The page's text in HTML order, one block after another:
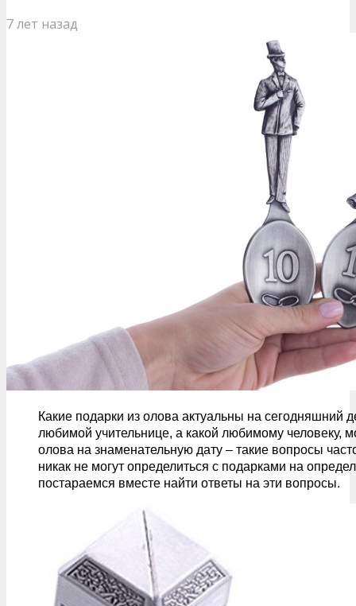
7 лет назад
Какие подарки из олова актуальны на сегодняшний
любимой учительнице, а какой любимому человеку,
олова на знаменательную дату – такие вопросы
никак не могут определиться с подарками на
постараемся вместе найти ответы на эти вопросы.